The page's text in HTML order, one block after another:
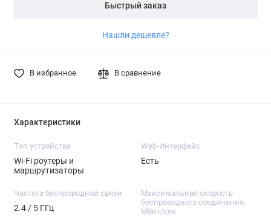
Быстрый заказ
Нашли дешевле?
В избранное В сравнение
Характеристики
Тип устройства
Wi-Fi роутеры и
маршрутизаторы
Web-Интерфейс
Есть
Частота беспроводной связи
2.4 / 5 ГГц
Максимальная скорость
беспроводного соединения,
Мбит/сек